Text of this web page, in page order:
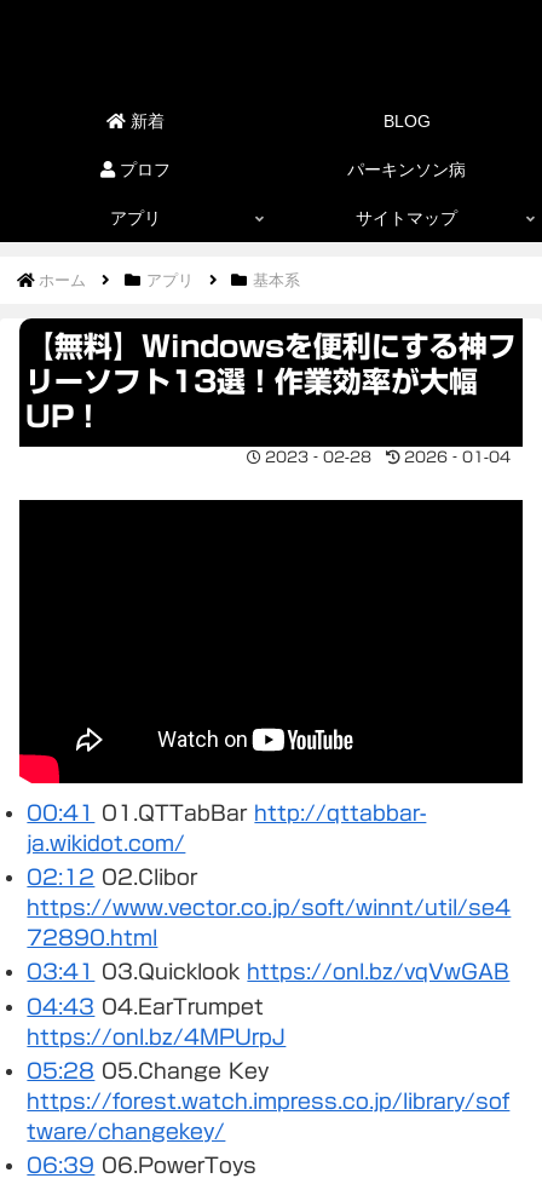
新着 BLOG
プロフ パーキンソン病
アプリ サイトマップ
ホーム アプリ 基本系
【無料】Windowsを便利にする神フ
リーソフト13選！作業効率が大幅
UP！
2023‐02-28 2026‐01-04
00:41 01.QTTabBar http://qttabbar-
ja.wikidot.com/
02:12 02.Clibor
https://www.vector.co.jp/soft/winnt/util/se4
72890.html
03:41
03.Quicklook https://onl.bz/vqVwGAB
04:43 04.EarTrumpet
https://onl.bz/4MPUrpJ
05:28 05.Change Key
https://forest.watch.impress.co.jp/library/sof
tware/changekey/
06:39 06.PowerToys